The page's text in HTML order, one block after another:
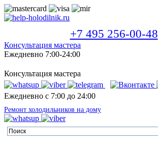
+7 495 256-00-48
Консультация мастера
Ежедневно 7:00-24:00
Консультация мастера
Ежедневно с 7:00 до 24:00
Ремонт холодильников на дому